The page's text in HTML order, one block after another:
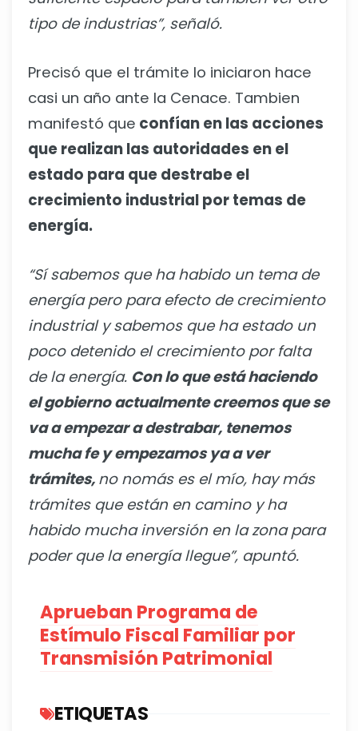
tipo de industrias”, señaló.
Precisó que el trámite lo iniciaron hace
casi un año ante la Cenace. Tambien
manifestó que confían en las acciones
que realizan las autoridades en el
estado para que destrabe el
crecimiento industrial por temas de
energía.
“Sí sabemos que ha habido un tema de
energía pero para efecto de crecimiento
industrial y sabemos que ha estado un
poco detenido el crecimiento por falta
de la energía. Con lo que está haciendo
el gobierno actualmente creemos que se
va a empezar a destrabar, tenemos
mucha fe y empezamos ya a ver
trámites, no nomás es el mío, hay más
trámites que están en camino y ha
habido mucha inversión en la zona para
poder que la energía llegue”, apuntó.
Aprueban Programa de
Estímulo Fiscal Familiar por
Transmisión Patrimonial
ETIQUETAS